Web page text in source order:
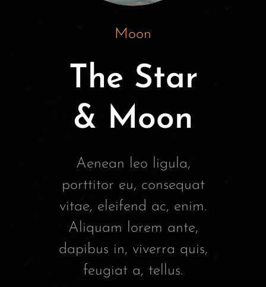
Moon
The Star
& Moon
Aenean leo ligula,
porttitor eu, consequat
vitae, eleifend ac, enim.
Aliquam lorem ante,
dapibus in, viverra quis,
feugiat a, tellus.